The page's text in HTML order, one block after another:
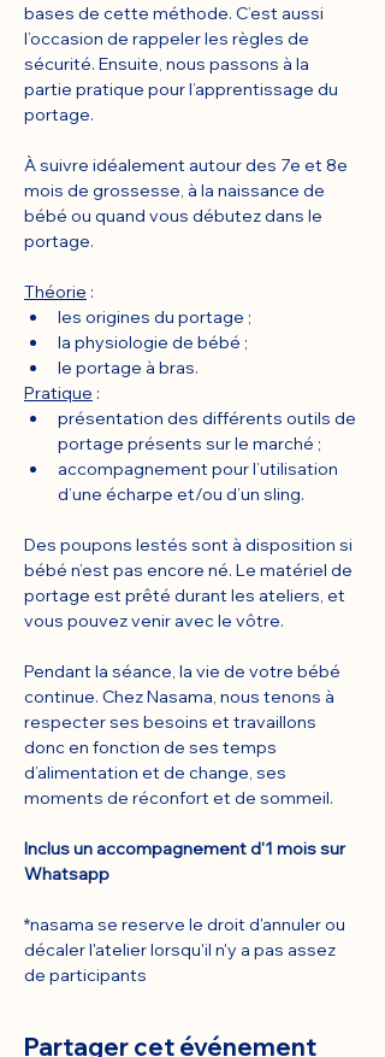
bases de cette méthode. C’est aussi
l’occasion de rappeler les règles de
sécurité. Ensuite, nous passons à la
partie pratique pour l’apprentissage du
portage.
À suivre idéalement autour des 7e et 8e
mois de grossesse, à la naissance de
bébé ou quand vous débutez dans le
portage.
Théorie :
les origines du portage ;
la physiologie de bébé ;
le portage à bras.
Pratique :
présentation des différents outils de
portage présents sur le marché ;
accompagnement pour l’utilisation
d’une écharpe et/ou d’un sling.
Des poupons lestés sont à disposition si
bébé n’est pas encore né. Le matériel de
portage est prêté durant les ateliers, et
vous pouvez venir avec le vôtre.
Pendant la séance, la vie de votre bébé
continue. Chez Nasama, nous tenons à
respecter ses besoins et travaillons
donc en fonction de ses temps
d’alimentation et de change, ses
moments de réconfort et de sommeil.
Inclus un accompagnement d'1 mois sur
Whatsapp
*nasama se reserve le droit d'annuler ou
décaler l'atelier lorsqu'il n'y a pas assez
de participants
Partager cet événement